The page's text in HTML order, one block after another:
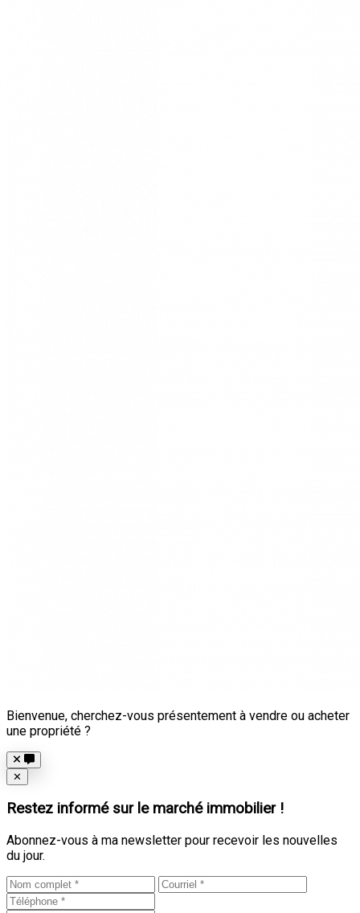
Bienvenue, cherchez-vous présentement à vendre ou acheter
une propriété ?
Close
✕
Restez informé sur le marché immobilier !
Abonnez-vous à ma newsletter pour recevoir les nouvelles
du jour.